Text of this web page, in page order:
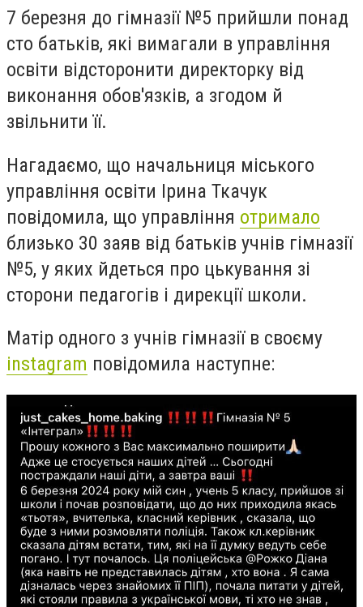
7 березня до гімназії №5 прийшли понад
сто батьків, які вимагали в управління
освіти відсторонити директорку від
виконання обов'язків, а згодом й
звільнити її.
Нагадаємо, що начальниця міського
управління освіти Ірина Ткачук
повідомила, що управління отримало
близько 30 заяв від батьків учнів гімназії
№5, у яких йдеться про цькування зі
сторони педагогів і дирекції школи.
Матір одного з учнів гімназії в своєму
instagram повідомила наступне: